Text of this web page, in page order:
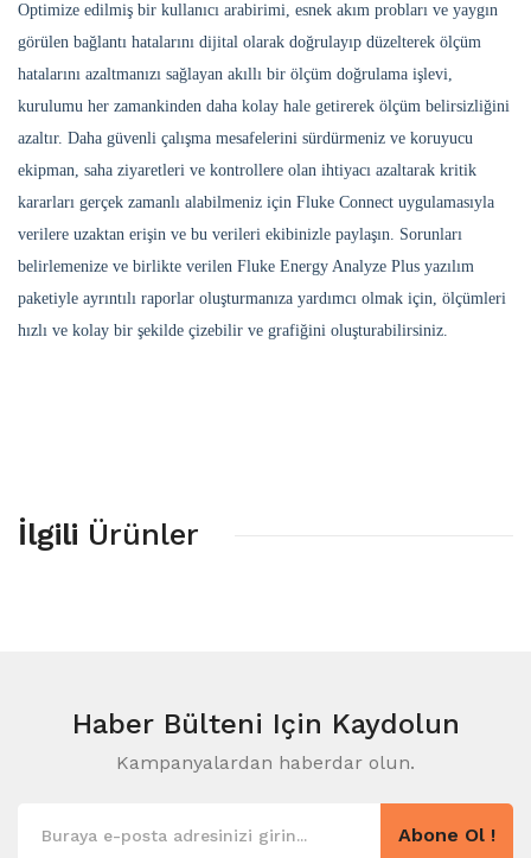
Optimize edilmiş bir kullanıcı arabirimi, esnek akım probları ve yaygın
görülen bağlantı hatalarını dijital olarak doğrulayıp düzelterek ölçüm
hatalarını azaltmanızı sağlayan akıllı bir ölçüm doğrulama işlevi,
kurulumu her zamankinden daha kolay hale getirerek ölçüm belirsizliğini
azaltır. Daha güvenli çalışma mesafelerini sürdürmeniz ve koruyucu
ekipman, saha ziyaretleri ve kontrollere olan ihtiyacı azaltarak kritik
kararları gerçek zamanlı alabilmeniz için Fluke Connect uygulamasıyla
verilere uzaktan erişin ve bu verileri ekibinizle paylaşın. Sorunları
belirlemenize ve birlikte verilen Fluke Energy Analyze Plus yazılım
paketiyle ayrıntılı raporlar oluşturmanıza yardımcı olmak için, ölçümleri
hızlı ve kolay bir şekilde çizebilir ve grafiğini oluşturabilirsiniz.
İlgili Ürünler
Haber Bülteni Için Kaydolun
Kampanyalardan haberdar olun.
Abone Ol !